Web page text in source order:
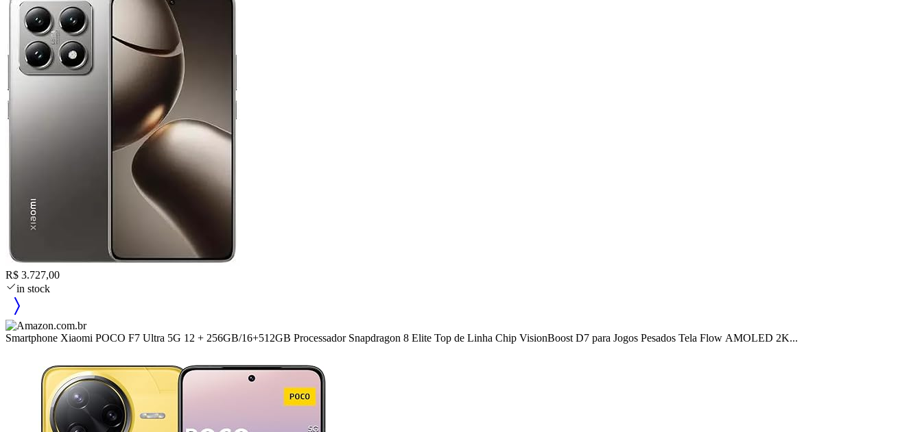
R$ 3.727,00
in stock
Smartphone Xiaomi POCO F7 Ultra 5G 12 + 256GB/16+512GB Processador Snapdragon 8 Elite Top de Linha Chip VisionBoost D7 para Jogos Pesados Tela Flow AMOLED 2K...